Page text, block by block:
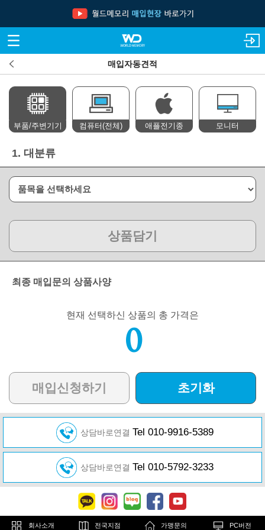
매입자동견적
부품/주변기기 컴퓨터(전체) 애플전기종 모니터
1. 대분류
상품담기
최종 매입문의 상품사양
현재 선택하신 상품의 총 가격은
0
매입신청하기 초기화
상담바로연결 Tel 010-9916-5389
상담바로연결 Tel 010-5792-3233
회사소개 전국지점 가맹문의 PC버전